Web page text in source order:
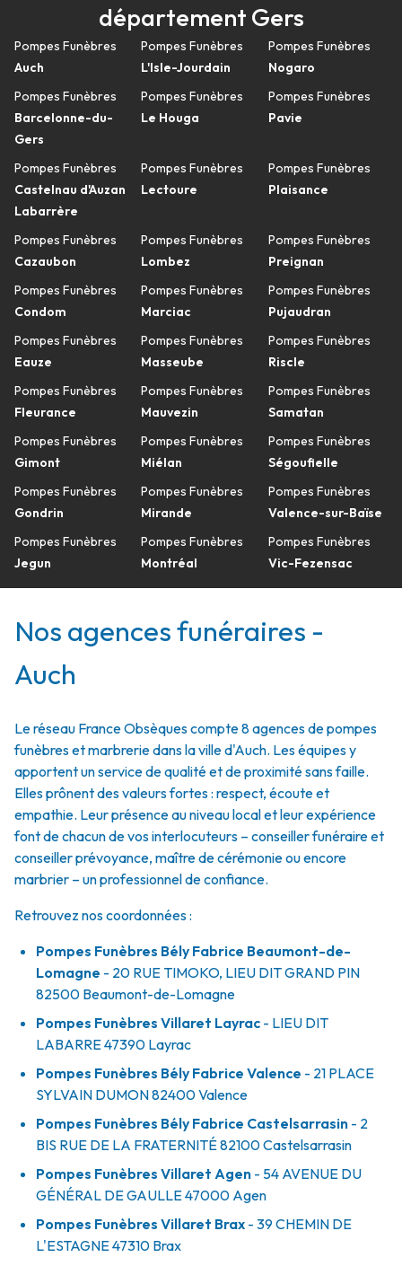
département Gers
Pompes Funèbres
Auch
Pompes Funèbres
Barcelonne-du-
Gers
Pompes Funèbres
Castelnau d'Auzan
Labarrère
Pompes Funèbres
Cazaubon
Pompes Funèbres
Condom
Pompes Funèbres
Eauze
Pompes Funèbres
Fleurance
Pompes Funèbres
Gimont
Pompes Funèbres
Gondrin
Pompes Funèbres
Jegun
Pompes Funèbres
L'Isle-Jourdain
Pompes Funèbres
Le Houga
Pompes Funèbres
Lectoure
Pompes Funèbres
Lombez
Pompes Funèbres
Marciac
Pompes Funèbres
Masseube
Pompes Funèbres
Mauvezin
Pompes Funèbres
Miélan
Pompes Funèbres
Mirande
Pompes Funèbres
Montréal
Pompes Funèbres
Nogaro
Pompes Funèbres
Pavie
Pompes Funèbres
Plaisance
Pompes Funèbres
Preignan
Pompes Funèbres
Pujaudran
Pompes Funèbres
Riscle
Pompes Funèbres
Samatan
Pompes Funèbres
Ségoufielle
Pompes Funèbres
Valence-sur-Baïse
Pompes Funèbres
Vic-Fezensac
Nos agences funéraires -
Auch
Le réseau France Obsèques compte 8 agences de pompes
funèbres et marbrerie dans la ville d'Auch. Les équipes y
apportent un service de qualité et de proximité sans faille.
Elles prônent des valeurs fortes : respect, écoute et
empathie. Leur présence au niveau local et leur expérience
font de chacun de vos interlocuteurs – conseiller funéraire et
conseiller prévoyance, maître de cérémonie ou encore
marbrier – un professionnel de confiance.
Retrouvez nos coordonnées :
Pompes Funèbres Bély Fabrice Beaumont-de-
Lomagne - 20 RUE TIMOKO, LIEU DIT GRAND PIN
82500 Beaumont-de-Lomagne
Pompes Funèbres Villaret Layrac - LIEU DIT
LABARRE47390 Layrac
Pompes Funèbres Bély Fabrice Valence - 21 PLACE
SYLVAIN DUMON82400Valence
Pompes Funèbres Bély Fabrice Castelsarrasin - 2
BIS RUE DE LA FRATERNITÉ82100Castelsarrasin
Pompes Funèbres Villaret Agen - 54 AVENUE DU
GÉNÉRAL DE GAULLE47000 Agen
Pompes Funèbres Villaret Brax - 39 CHEMIN DE
L'ESTAGNE47310 Brax